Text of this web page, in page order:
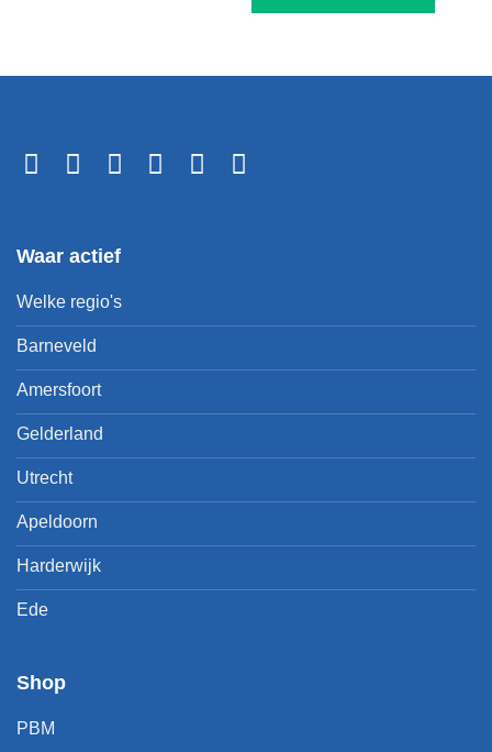
Waar actief
Welke regio's
Barneveld
Amersfoort
Gelderland
Utrecht
Apeldoorn
Harderwijk
Ede
Shop
PBM